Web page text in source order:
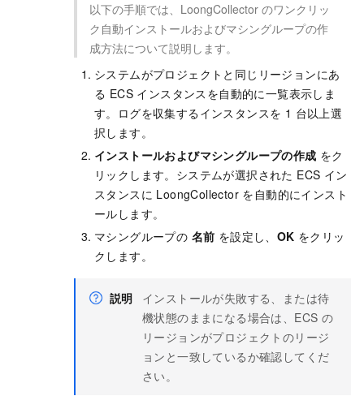
以下の手順では、LoongCollector のワンクリッ
ク自動インストールおよびマシングループの作
成方法について説明します。
システムがプロジェクトと同じリージョンにあ
る ECS インスタンスを自動的に一覧表示しま
す。ログを収集するインスタンスを 1 台以上選
択します。
インストールおよびマシングループの作成 をク
リックします。システムが選択された ECS イン
スタンスに LoongCollector を自動的にインスト
ールします。
マシングループの 名前 を設定し、 OK をクリッ
クします。
説明
インストールが失敗する、または待
機状態のままになる場合は、ECS の
リージョンがプロジェクトのリージ
ョンと一致しているか確認してくだ
さい。